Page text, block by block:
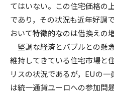
てはいない。この住宅価格の
であり，その状況も近年好調
おいて特徴的なのは借換えの
堅調な経済とバブルとの懸
維持してきている住宅市場と
リスの状況であるが，EUの
は統一通貨ユーロへの参加問